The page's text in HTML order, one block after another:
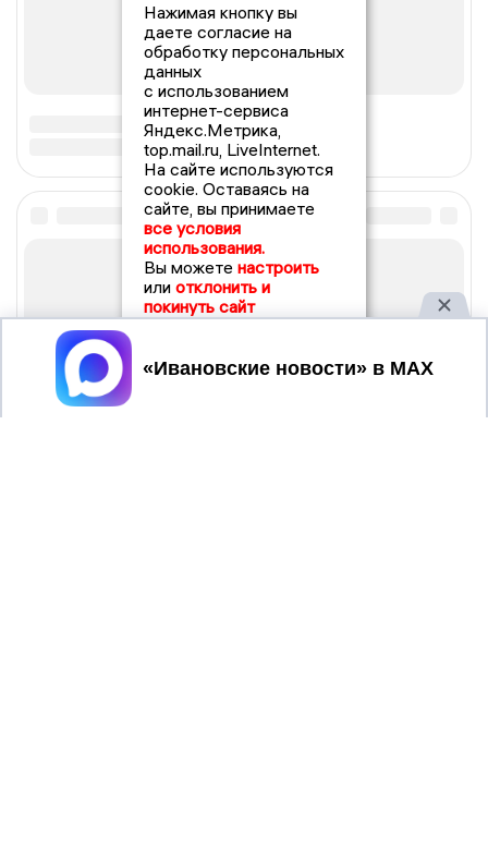
Нажимая кнопку вы
даете согласие на
обработку персональных
данных
с использованием
интернет-сервиса
Яндекс.Метрика,
top.mail.ru, LiveInternet.
На сайте используются
cookie. Оставаясь на
сайте, вы принимаете
все условия
использования.
Вы можете настроить
или отклонить и
покинуть сайт
Принять